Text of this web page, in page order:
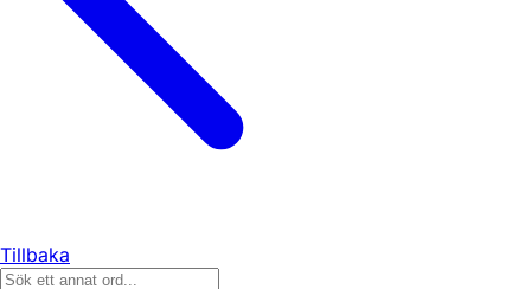
Tillbaka